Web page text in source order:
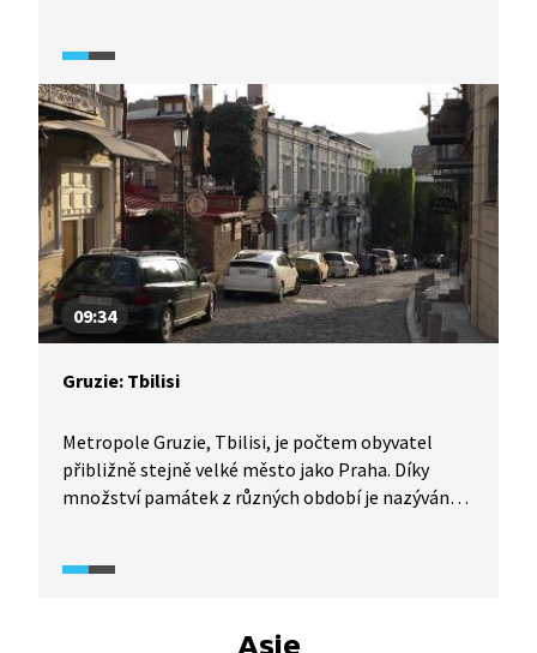
Svanetie na rozdíl od Gruzie nikdy okupována.
Obyvatelé regionu, Svanové, jsou hrdým
jihokavkazským národem, který v oblasti žije více
než 2000 let.
09:34
Gruzie: Tbilisi
Metropole Gruzie, Tbilisi, je počtem obyvatel
přibližně stejně velké město jako Praha. Díky
množství památek z různých období je nazýváno
pravoslavní křesťané, muslimové i Židé.
Asie